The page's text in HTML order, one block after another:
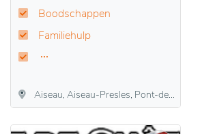
Boodschappen
Familiehulp
Aiseau, Aiseau-Presles, Pont-de-Loup, Presles, Roselies